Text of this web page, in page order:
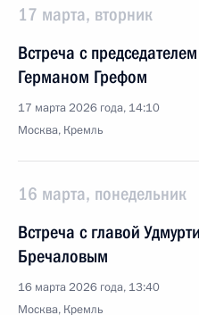
17 марта, вторник
Встреча с
Германом Грефом
17 марта 2026 года, 14:10
Москва, Кремль
16 марта, понедельник
Встреча с главой
Бречаловым
16 марта 2026 года, 13:40
Москва, Кремль